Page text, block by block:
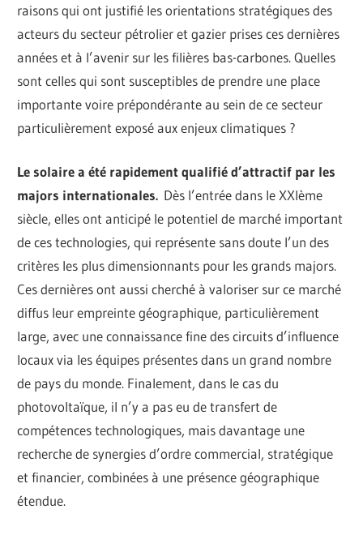
raisons qui ont justifié les orientations stratégiques des
acteurs du secteur pétrolier et gazier prises ces dernières
années et à l’avenir sur les filières bas-carbones. Quelles
sont celles qui sont susceptibles de prendre une place
importante voire prépondérante au sein de ce secteur
particulièrement exposé aux enjeux climatiques ?
Le solaire a été rapidement qualifié d’attractif par les
majors internationales. Dès l’entrée dans le XXIème
siècle, elles ont anticipé le potentiel de marché important
de ces technologies, qui représente sans doute l’un des
critères les plus dimensionnants pour les grands majors.
Ces dernières ont aussi cherché à valoriser sur ce marché
diffus leur empreinte géographique, particulièrement
large, avec une connaissance fine des circuits d’influence
locaux via les équipes présentes dans un grand nombre
de pays du monde. Finalement, dans le cas du
photovoltaïque, il n’y a pas eu de transfert de
compétences technologiques, mais davantage une
recherche de synergies d’ordre commercial, stratégique
et financier, combinées à une présence géographique
étendue.